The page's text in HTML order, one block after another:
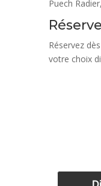
Puech
Réservez
votre choix